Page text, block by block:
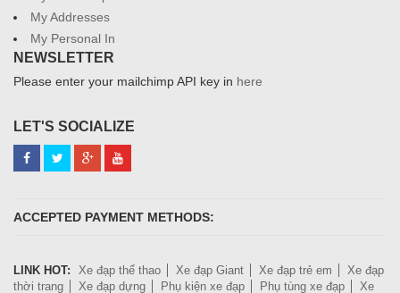
My Addresses
My Personal In
NEWSLETTER
Please enter your mailchimp API key in here
LET'S SOCIALIZE
ACCEPTED PAYMENT METHODS:
LINK HOT: Xe đạp thể thao Xe đạp Giant Xe đạp trẻ em
Xe đạp
thời trang
Xe đạp dựng Phụ kiện xe đạp Phụ tùng xe đạp Xe